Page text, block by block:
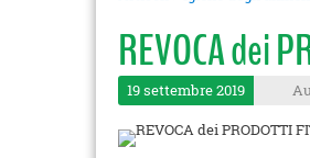
REVOCA dei
19 settembre 2019